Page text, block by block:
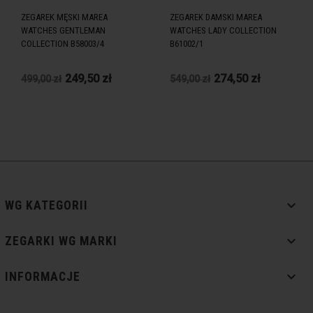
ZEGAREK MĘSKI MAREA
WATCHES GENTLEMAN
COLLECTION B58003/4
499,00 zł 249,50 zł
ZEGAREK DAMSKI MAREA
WATCHES LADY COLLECTION
B61002/1
549,00 zł 274,50 zł
WG KATEGORII 
ZEGARKI WG MARKI 
INFORMACJE 